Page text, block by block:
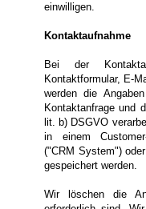
einwilligen.
Kontaktaufnahme
Bei der
Kontaktformular, E-
werden die
Kontaktanfrage und
lit. b) DSGVO
in einem
("CRM System")
gespeichert werden.
Wir löschen die